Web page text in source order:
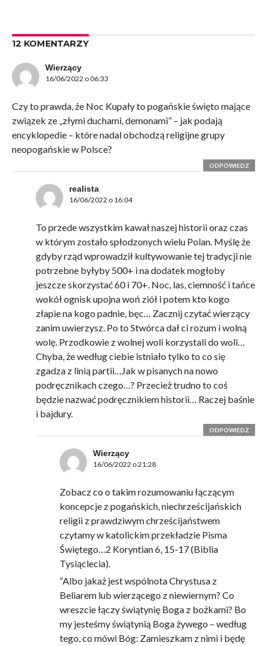
12 KOMENTARZY
Wierzący
16/06/2022 o 06:33
Czy to prawda, że Noc Kupały to pogańskie święto mające
związek ze „złymi duchami, demonami” – jak podają
encyklopedie – które nadal obchodzą religijne grupy
neopogańskie w Polsce?
ODPOWIEDZ
realista
16/06/2022 o 16:04
To przede wszystkim kawał naszej historii oraz czas
w którym zostało spłodzonych wielu Polan. Myślę że
gdyby rząd wprowadził kultywowanie tej tradycji nie
potrzebne byłyby 500+ i na dodatek mogłoby
jeszcze skorzystać 60 i 70+. Noc, las, ciemność i tańce
wokół ognisk upojna woń ziół i potem kto kogo
złapie na kogo padnie, bęc… Zacznij czytać wierzący
zanim uwierzysz. Po to Stwórca dał ci rozum i wolną
wolę. Przodkowie z wolnej woli korzystali do woli…
Chyba, że według ciebie istniało tylko to co się
zgadza z linią partii…Jak w pisanych na nowo
podręcznikach czego…? Przecież trudno to coś
będzie nazwać podręcznikiem historii… Raczej baśnie
i bajdury.
ODPOWIEDZ
Wierzący
16/06/2022 o 21:28
Zobacz co o takim rozumowaniu łączącym
koncepcje z pogańskich, niechrześcijańskich
religii z prawdziwym chrześcijaństwem
czytamy w katolickim przekładzie Pisma
Świętego…2 Koryntian 6, 15-17 (Biblia
Tysiąclecia).
“Albo jakaż jest wspólnota Chrystusa z
Beliarem lub wierzącego z niewiernym? Co
wreszcie łączy świątynię Boga z bożkami? Bo
my jesteśmy świątynią Boga żywego – według
tego, co mówi Bóg: Zamieszkam z nimi i będę